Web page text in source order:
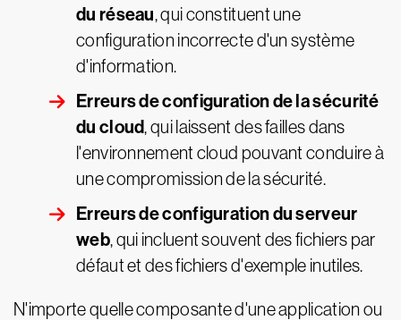
du réseau, qui constituent une
configuration incorrecte d'un système
d'information.
Erreurs de configuration de la sécurité
du cloud, qui laissent des failles dans
l'environnement cloud pouvant conduire à
une compromission de la sécurité.
Erreurs de configuration du serveur
web, qui incluent souvent des fichiers par
défaut et des fichiers d'exemple inutiles.
N'importe quelle composante d'une application ou